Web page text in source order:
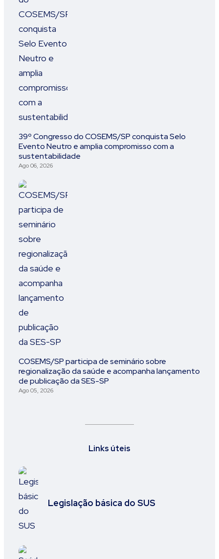
39º Congresso do COSEMS/SP conquista Selo
Evento Neutro e amplia compromisso com a
sustentabilidade
Ago 06, 2026
COSEMS/SP participa de seminário sobre
regionalização da saúde e acompanha lançamento
de publicação da SES-SP
Ago 05, 2026
Links úteis
Legislação básica do SUS